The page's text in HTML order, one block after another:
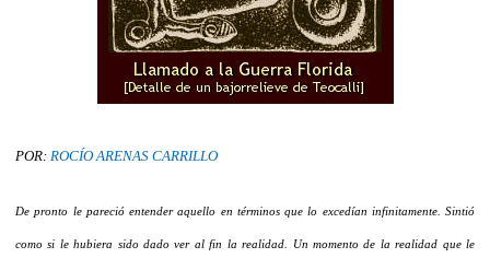
POR: ROCÍO ARENAS CARRILLO
De pronto le pareció entender aquello en términos que lo excedían infinitamente. Sintió
como si le hubiera sido dado ver al fin la realidad. Un momento de la realidad que le